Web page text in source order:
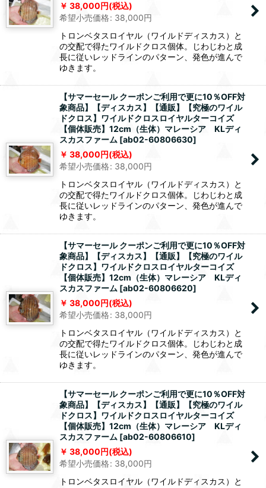
38,000円(税込)
希望小売価格: 38,000円
トロンベタスロイヤル（ワイルドディスカス）と
の交配で得たワイルドクロス個体。じわじわと成
長に従いレッドラインのパターン、発色が進んで
ゆきます。
【サマーセール クーポンご利用で更に10％OFF対
象商品】【ディスカス】【通販】【究極のワイル
ドクロス】ワイルドクロスロイヤルターコイズ
【個体販売】12cm（生体）マレーシア KLディ
スカスファーム [ab02-60806630]
38,000円(税込)
希望小売価格: 38,000円
トロンベタスロイヤル（ワイルドディスカス）と
の交配で得たワイルドクロス個体。じわじわと成
長に従いレッドラインのパターン、発色が進んで
ゆきます。
【サマーセール クーポンご利用で更に10％OFF対
象商品】【ディスカス】【通販】【究極のワイル
ドクロス】ワイルドクロスロイヤルターコイズ
【個体販売】12cm（生体）マレーシア KLディ
スカスファーム [ab02-60806620]
38,000円(税込)
希望小売価格: 38,000円
トロンベタスロイヤル（ワイルドディスカス）と
の交配で得たワイルドクロス個体。じわじわと成
長に従いレッドラインのパターン、発色が進んで
ゆきます。
【サマーセール クーポンご利用で更に10％OFF対
象商品】【ディスカス】【通販】【究極のワイル
ドクロス】ワイルドクロスロイヤルターコイズ
【個体販売】12cm（生体）マレーシア KLディ
スカスファーム [ab02-60806610]
38,000円(税込)
希望小売価格: 38,000円
トロンベタスロイヤル（ワイルドディスカス）と